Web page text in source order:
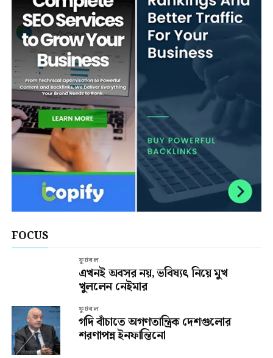
FOCUS
ফুটবল
এখনই অবসর নয়, ভবিষ্যৎ নিয়ে মুখ
খুললেন নেইমার
ফুটবল
গদি বাঁচাতে অগণতান্ত্রিক দেশগুলোর
শরণাপন্ন ইনফান্তিনো